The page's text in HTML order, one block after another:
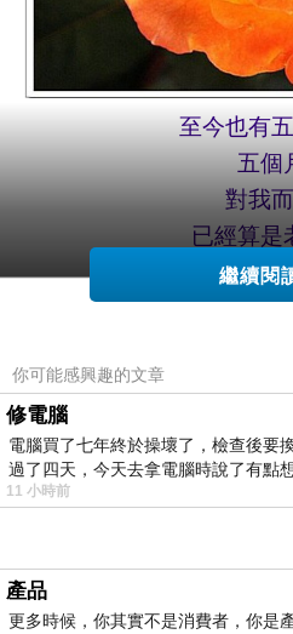
至今也有
五個
對我
已經算是
繼續閱
你可能感興趣的文章
修電腦
電腦買了七年終於操壞了，檢查後要
過了四天，今天去拿電腦時說了有點
11 小時前
產品
更多時候，你其實不是消費者，你是